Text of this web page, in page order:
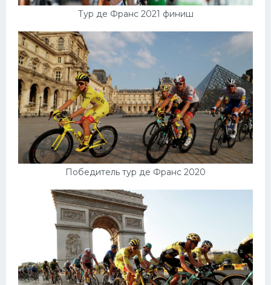
Тур де Франс 2021 финиш
Победитель тур де Франс 2020